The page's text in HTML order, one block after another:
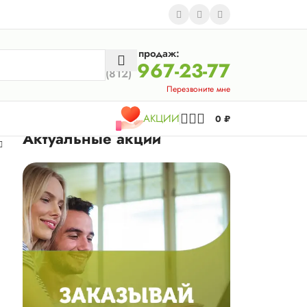
Отдел продаж:
(812) 967-23-77
Перезвоните мне
АКЦИИ 0 ₽
Актуальные акции